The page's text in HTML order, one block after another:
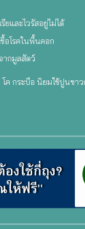
ยและไวรัสอยู่ไม่ได้
อโรคในพื้นคอก
ากมูลสัตว์
โค กระบือ นิยมใช้ปูนขา